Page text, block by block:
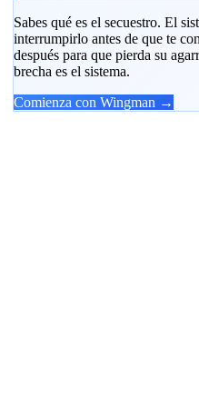
Sabes qué es el secuestro. El
interrumpirlo antes de que te
después para que pierda su
brecha es el sistema.
Comienza con Wingman →